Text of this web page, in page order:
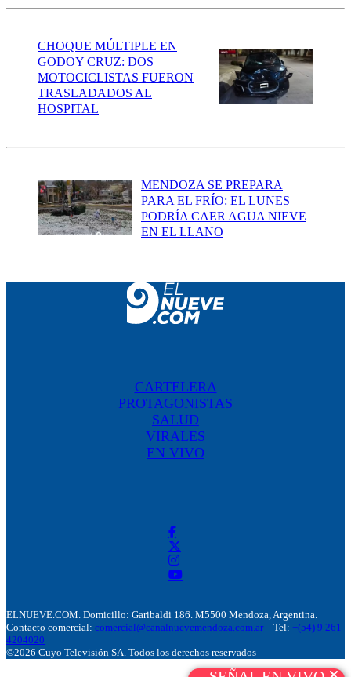
CHOQUE MÚLTIPLE EN
GODOY CRUZ: DOS
MOTOCICLISTAS FUERON
TRASLADADOS AL
HOSPITAL
MENDOZA SE PREPARA
PARA EL FRÍO: EL LUNES
PODRÍA CAER AGUA NIEVE
EN EL LLANO
CARTELERA
PROTAGONISTAS
SALUD
VIRALES
EN VIVO
ELNUEVE.COM. Domicillo: Garibaldi 186. M5500 Mendoza, Argentina.
Contacto comercial: comercial@canalnuevemendoza.com.ar – Tel: +(54) 9 261
4204020
©2026 Cuyo Televisión SA. Todos los derechos reservados